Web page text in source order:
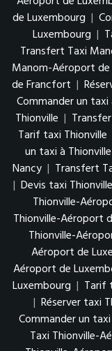
de Luxembourg |
Luxembourg |
Transfert Taxi
Manom-Aéroport
de Francfort |
Commander un
Thionville |
Tarif taxi Thionville
un taxi à Thionville
Nancy | Transfert
| Devis taxi
Thionville-
Thionville-Aéroport
Thionville-
Aéroport de
Aéroport de
Luxembourg | Tarif
| Réserver taxi
Commander un
Taxi Thionville-